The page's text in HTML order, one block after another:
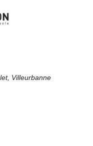
, Villeurbanne